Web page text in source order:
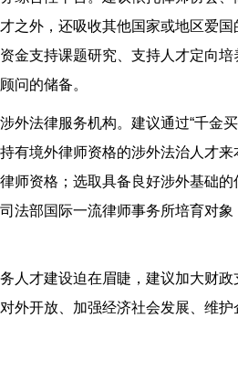
之外，还吸收其他国家或地区爱
金支持课题研究、支持人才定向
问的储备。
外法律服务机构。建议通过“千金
有境外律师资格的涉外法治人才
师资格；选取具备良好涉外基础
法部国际一流律师事务所培育对
人才建设迫在眉睫，建议加大财
外开放、加强经济社会发展、维护